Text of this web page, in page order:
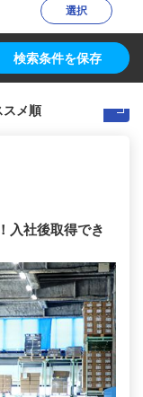
選択
検索条件を保存
入社後取得でき